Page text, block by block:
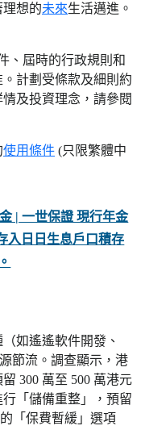
想的未來生活邁進。
、屆時的行政規則和
計劃受條款及細則約
及投資理念，請參閱
使用條件 (只限繁體中
| 一世保證 現行年金
入日日生息戶口積存
如遙遙軟件開發、
節流。調查顯示，港
300 萬至 500 萬港元
「儲備重整」，預留
「保費暫緩」選項